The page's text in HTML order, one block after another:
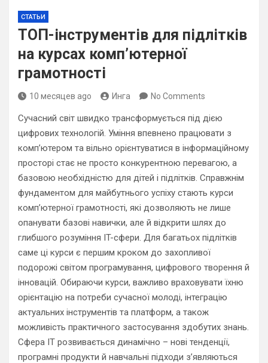
СТАТЬИ
ТОП-інструментів для підлітків
на курсах комп’ютерної
грамотності
10 месяцев ago Инга No Comments
Сучасний світ швидко трансформується під дією
цифрових технологій. Уміння впевнено працювати з
комп’ютером та вільно орієнтуватися в інформаційному
просторі стає не просто конкурентною перевагою, а
базовою необхідністю для дітей і підлітків. Справжнім
фундаментом для майбутнього успіху стають курси
комп’ютерної грамотності, які дозволяють не лише
опанувати базові навички, але й відкрити шлях до
глибшого розуміння IT-сфери. Для багатьох підлітків
саме ці курси є першим кроком до захопливої
подорожі світом програмування, цифрового творення й
інновацій. Обираючи курси, важливо враховувати їхню
орієнтацію на потреби сучасної молоді, інтеграцію
актуальних інструментів та платформ, а також
можливість практичного застосування здобутих знань.
Сфера IT розвивається динамічно – нові тенденції,
програмні продукти й навчальні підходи з’являються